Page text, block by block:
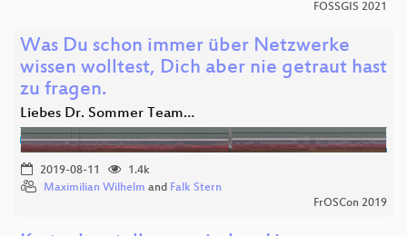
FOSSGIS 2021
Was Du schon immer über Netzwerke
wissen wolltest, Dich aber nie getraut hast
zu fragen.
Liebes Dr. Sommer Team…
2019-08-11
1.4k
Maximilian Wilhelm and Falk Stern
FrOSCon 2019